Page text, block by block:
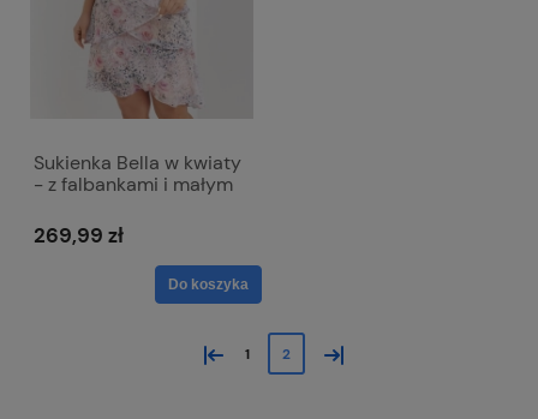
Sukienka Bella w kwiaty
- z falbankami i małym
269,99 zł
Do koszyka
« 1 2 »